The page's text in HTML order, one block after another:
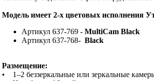
Модель имеет 2-х цветовых исполнения
Артикул 637-769 - MultiCam Black
Артикул 637-768- Black
Размещение:
• 1–2 беззеркальные или зеркальные